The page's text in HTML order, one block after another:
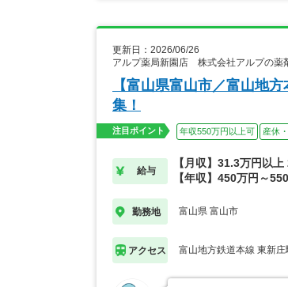
更新日：2026/06/26
アルプ薬局新園店 株式会社アルプの薬
【富山県富山市／富山地
集！
注目ポイント 年収550万円以上可 産休
給与
【月収】31.3万円以
【年収】450万円～
勤務地 富山県 富山市
アクセス 富山地方鉄道本線 東新庄